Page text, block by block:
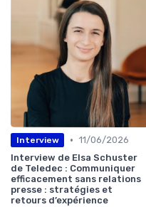
Interview • 11/06/2026
Interview de Elsa Schuster
de Teledec : Communiquer
efficacement sans relations
presse : stratégies et
retours d’expérience